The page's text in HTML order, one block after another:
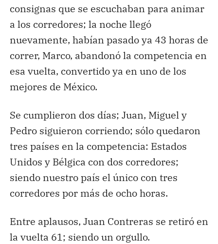
consignas que se escuchaban para animar
a los corredores; la noche llegó
nuevamente, habían pasado ya 43 horas de
correr, Marco, abandonó la competencia en
esa vuelta, convertido ya en uno de los
mejores de México.
Se cumplieron dos días; Juan, Miguel y
Pedro siguieron corriendo; sólo quedaron
tres países en la competencia: Estados
Unidos y Bélgica con dos corredores;
siendo nuestro país el único con tres
corredores por más de ocho horas.
Entre aplausos, Juan Contreras se retiró en
la vuelta 61; siendo un orgullo.